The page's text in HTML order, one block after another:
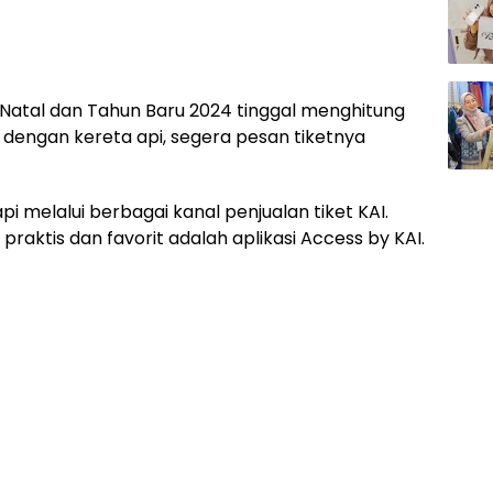
dan Tahun Baru 2024 tinggal menghitung
kereta api, segera pesan tiketnya
melalui berbagai kanal penjualan tiket KAI.
dan favorit adalah aplikasi Access by KAI.